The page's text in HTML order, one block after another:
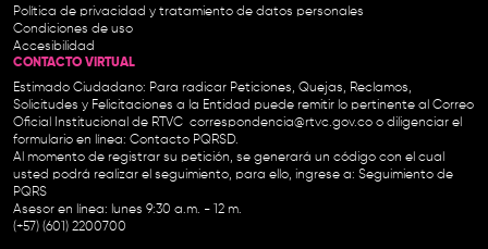
Política de privacidad y tratamiento de datos personales
Condiciones de uso
Accesibilidad
CONTACTO VIRTUAL
Estimado Ciudadano: Para radicar Peticiones, Quejas, Reclamos,
Solicitudes y Felicitaciones a la Entidad puede remitir lo pertinente al Correo
Oficial Institucional de RTVC correspondencia@rtvc.gov.co o diligenciar el
formulario en línea: Contacto PQRSD.
Al momento de registrar su petición, se generará un código con el cual
usted podrá realizar el seguimiento, para ello, ingrese a: Seguimiento de
PQRS
Asesor en línea: lunes 9:30 a.m. - 12 m.
(+57) (601) 2200700